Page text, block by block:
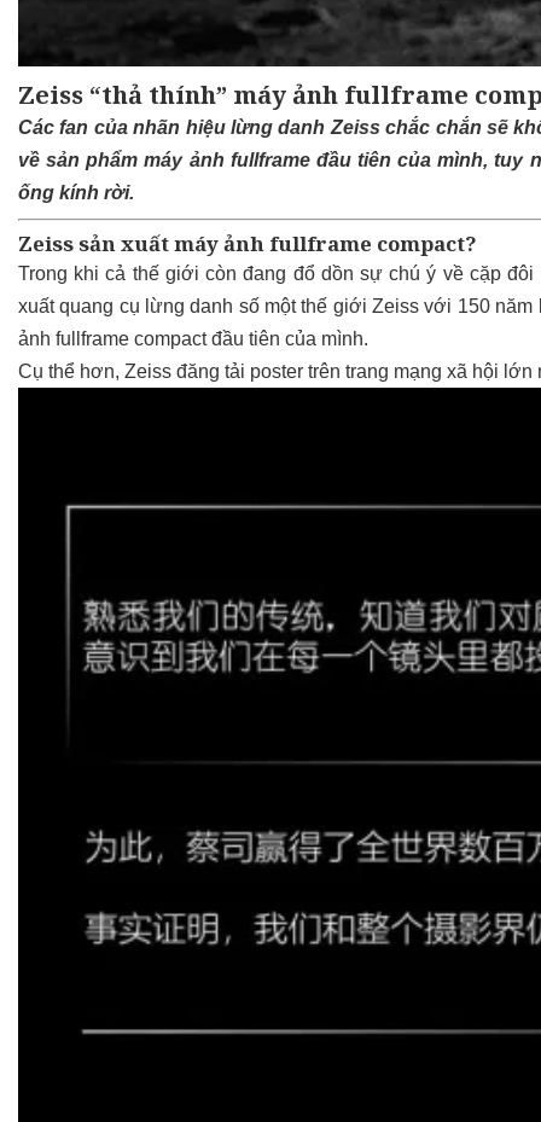
Zeiss “thả thính” máy ảnh fullframe
Các fan của nhãn hiệu lừng danh Zeiss chắc chắn sẽ
về sản phẩm máy ảnh fullframe đầu tiên của mình,
ống kính rời.
Zeiss sản xuất máy ảnh fullframe compact?
Trong khi cả thế giới còn đang đổ dồn sự chú ý về cặp
xuất quang cụ lừng danh số một thế giới Zeiss với 150
ảnh fullframe compact đầu tiên của mình.
Cụ thể hơn, Zeiss đăng tải poster trên trang mạng xã hội